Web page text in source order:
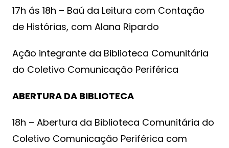
17h ás 18h – Baú da Leitura com Contação
de Histórias, com Alana Ripardo
Ação integrante da Biblioteca Comunitária
do Coletivo Comunicação Periférica
ABERTURA DA BIBLIOTECA
18h – Abertura da Biblioteca Comunitária do
Coletivo Comunicação Periférica com